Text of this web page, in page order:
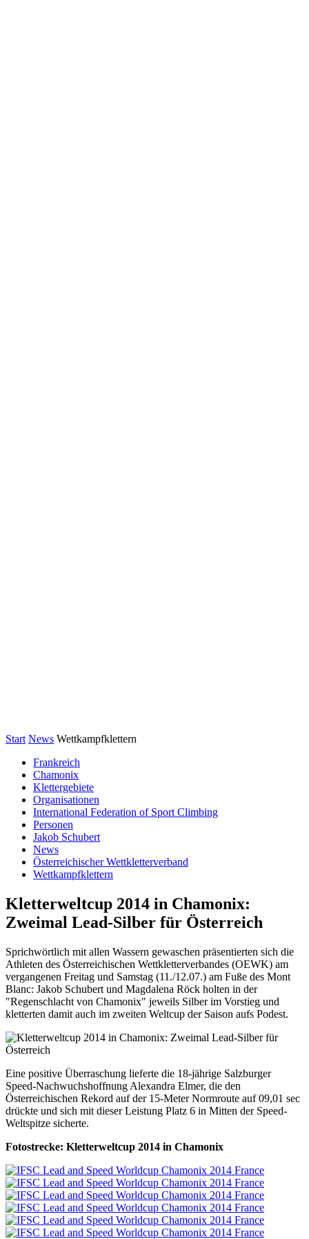
Start News Wettkampfklettern
Frankreich
Chamonix
Klettergebiete
Organisationen
International Federation of Sport Climbing
Personen
Jakob Schubert
News
Österreichischer Wettkletterverband
Wettkampfklettern
Kletterweltcup 2014 in Chamonix:
Zweimal Lead-Silber für Österreich
Sprichwörtlich mit allen Wassern gewaschen präsentierten sich die
Athleten des Österreichischen Wettkletterverbandes (OEWK) am
vergangenen Freitag und Samstag (11./12.07.) am Fuße des Mont
Blanc: Jakob Schubert und Magdalena Röck holten in der
"Regenschlacht von Chamonix" jeweils Silber im Vorstieg und
kletterten damit auch im zweiten Weltcup der Saison aufs Podest.
Eine positive Überraschung lieferte die 18-jährige Salzburger
Speed-Nachwuchshoffnung Alexandra Elmer, die den
Österreichischen Rekord auf der 15-Meter Normroute auf 09,01 sec
drückte und sich mit dieser Leistung Platz 6 in Mitten der Speed-
Weltspitze sicherte.
Fotostrecke: Kletterweltcup 2014 in Chamonix